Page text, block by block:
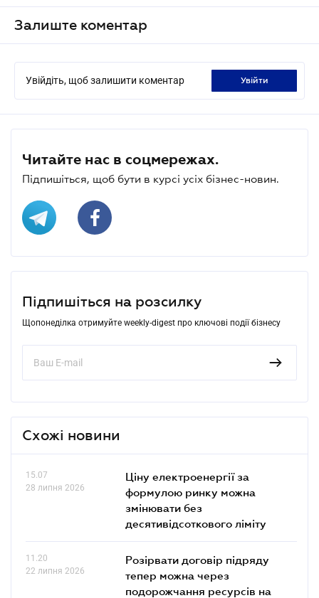
Залиште коментар
Увійдіть, щоб залишити коментар увійти
Читайте нас в соцмережах.
Підпишіться, щоб бути в курсі усіх бізнес-новин.
Підпишіться на розсилку
Щопонеділка отримуйте weekly-digest про ключові події бізнесу
Схожі новини
15.07
28 липня 2026
Ціну електроенергії за
формулою ринку можна
змінювати без
десятивідсоткового ліміту
11.20
22 липня 2026
Розірвати договір підряду
тепер можна через
подорожчання ресурсів на